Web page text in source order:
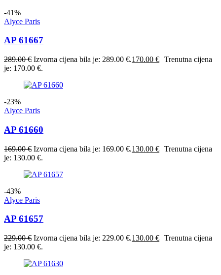
-41%
Alyce Paris
AP 61667
289.00€ Izvorna cijena bila je: 289.00 €.170.00 € Trenutna cijena
je: 170.00 €.
-23%
Alyce Paris
AP 61660
169.00€ Izvorna cijena bila je: 169.00 €.130.00 € Trenutna cijena
je: 130.00 €.
-43%
Alyce Paris
AP 61657
229.00€ Izvorna cijena bila je: 229.00 €.130.00 € Trenutna cijena
je: 130.00 €.